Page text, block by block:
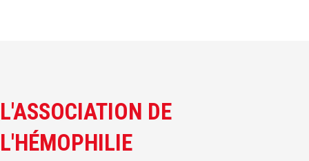
L'ASSOCIATION DE
L'HÉMOPHILIE